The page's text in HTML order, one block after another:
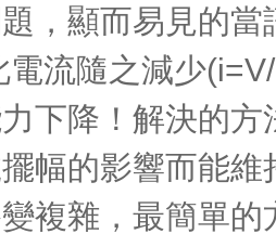
，顯而易見的
電流隨之減少
下降！解決的
幅的影響而能
複雜，最簡單